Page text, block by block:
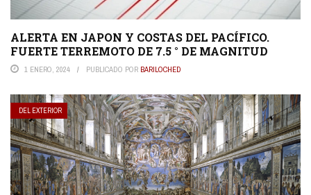
ALERTA EN JAPON Y COSTAS DEL PACÍFICO.
FUERTE TERREMOTO DE 7.5 ° DE MAGNITUD
1 ENERO, 2024 PUBLICADO POR BARILOCHED
DEL EXTERIOR